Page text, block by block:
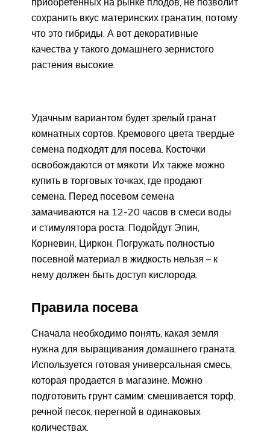
сохранить вкус материнских гранатин, потому
что это гибриды. А вот декоративные
качества у такого домашнего зернистого
растения высокие.
Удачным вариантом будет зрелый гранат
комнатных сортов. Кремового цвета твердые
семена подходят для посева. Косточки
освобождаются от мякоти. Их также можно
купить в торговых точках, где продают
семена. Перед посевом семена
замачиваются на 12-20 часов в смеси воды
и стимулятора роста. Подойдут Эпин,
Корневин, Циркон. Погружать полностью
посевной материал в жидкость нельзя – к
нему должен быть доступ кислорода.
Правила посева
Сначала необходимо понять, какая земля
нужна для выращивания домашнего граната.
Используется готовая универсальная смесь,
которая продается в магазине. Можно
подготовить грунт самим: смешивается торф,
речной песок, перегной в одинаковых
количествах.